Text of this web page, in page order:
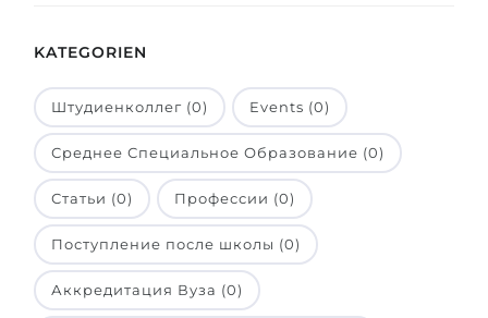
KATEGORIEN
Штудиенколлег (0) Events (0)
Среднее Специальное Образование (0)
Статьи (0) Профессии (0)
Поступление после школы (0)
Аккредитация Вуза (0)